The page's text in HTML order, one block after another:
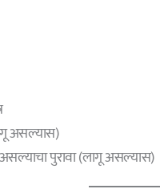
असल्यास)
असल्याचा पुरावा (लागू असल्यास)